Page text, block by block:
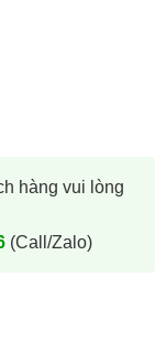
hàng vui lòng
(Call/Zalo)